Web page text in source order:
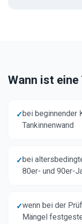
Wann ist
✓bei beginnender
Tankinnenwand
✓bei
80er- und 90er-
✓wenn bei der
Mängel